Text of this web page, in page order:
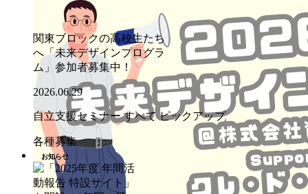
関東ブロックの高校生たち
へ「未来デザインプログラ
ム」参加者募集中！
2026.06.29
自立支援セミナー すべて ピックアップ
各種募集
お知らせ